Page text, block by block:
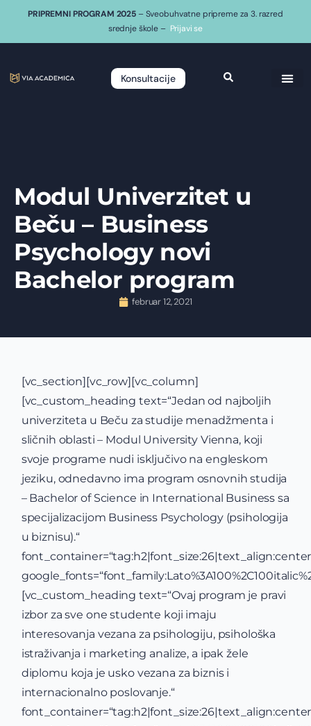
PRIPREMNI PROGRAM 2025 – Sveobuhvatne pripreme za 3. razred
srednje škole – Prijavi se
Konsultacije
Modul Univerzitet u
Beču – Business
Psychology novi
Bachelor program
februar 12, 2021
[vc_section][vc_row][vc_column]
[vc_custom_heading text=“Jedan od najboljih
univerziteta u Beču za studije menadžmenta i
sličnih oblasti – Modul University Vienna, koji
svoje programe nudi isključivo na engleskom
jeziku, odnedavno ima program osnovnih studija
– Bachelor of Science in International Business sa
specijalizacijom Business Psychology (psihologija
u biznisu).“
[vc_custom_heading text=“Ovaj program je pravi
izbor za sve one studente koji imaju
interesovanja vezana za psihologiju, psihološka
istraživanja i marketing analize, a ipak žele
diplomu koja je usko vezana za biznis i
internacionalno poslovanje.“